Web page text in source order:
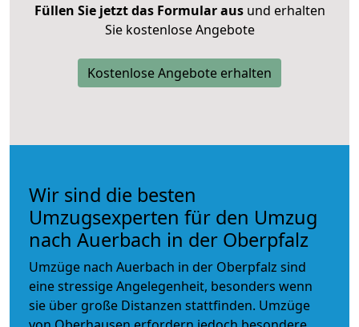
Füllen Sie jetzt das Formular ausund erhalten
Sie kostenlose Angebote
Kostenlose Angebote erhalten
Wir sind die besten
Umzugsexperten für den Umzug
nach Auerbach in der Oberpfalz
Umzüge nach Auerbach in der Oberpfalz sind
eine stressige Angelegenheit, besonders wenn
sie über große Distanzen stattfinden. Umzüge